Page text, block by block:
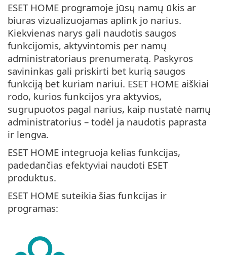
ESET HOME programoje jūsų namų ūkis ar
biuras vizualizuojamas aplink jo narius.
Kiekvienas narys gali naudotis saugos
funkcijomis, aktyvintomis per namų
administratoriaus prenumeratą. Paskyros
savininkas gali priskirti bet kurią saugos
funkciją bet kuriam nariui. ESET HOME aiškiai
rodo, kurios funkcijos yra aktyvios,
sugrupuotos pagal narius, kaip nustatė namų
administratorius – todėl ja naudotis paprasta
ir lengva.
ESET HOME integruoja kelias funkcijas,
padedančias efektyviai naudoti ESET
produktus.
ESET HOME suteikia šias funkcijas ir
programas: